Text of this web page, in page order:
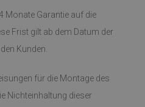
Monate Garantie auf die
Frist gilt ab dem Datum der
Kunden.
für die Montage des
Nichteinhaltung dieser